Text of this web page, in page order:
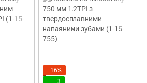
−16%
3